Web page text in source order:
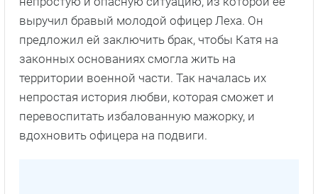
выручил бравый молодой офицер Леха. Он
предложил ей заключить брак, чтобы Катя на
законных основаниях смогла жить на
территории военной части. Так началась их
непростая история любви, которая сможет и
перевоспитать избалованную мажорку, и
вдохновить офицера на подвиги.